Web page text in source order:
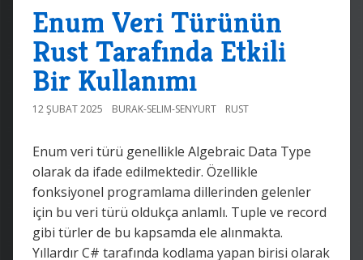
Enum Veri Türünün
Rust Tarafında Etkili
Bir Kullanımı
12 ŞUBAT 2025 BURAK-SELIM-SENYURT RUST
Enum veri türü genellikle Algebraic Data Type
olarak da ifade edilmektedir. Özellikle
fonksiyonel programlama dillerinden gelenler
için bu veri türü oldukça anlamlı. Tuple ve record
gibi türler de bu kapsamda ele alınmakta.
Yıllardır C# tarafında kodlama yapan birisi olarak